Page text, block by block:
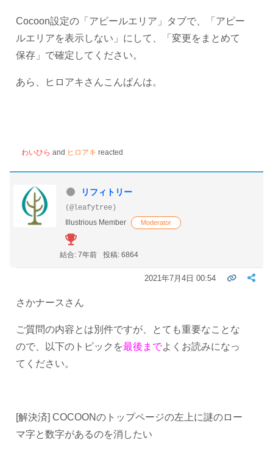
Cocoon設定の「アピールエリア」タブで、「アピー
ルエリアを表示しない」にして、「変更をまとめて
保存」で確定してください。
あら、ヒロアキさんこんばんは。
わいひら and ヒロアキ reacted
リフィトリー
(@leafytree)
Illustrious Member
Moderator
結合: 7年前 投稿: 6864
2021年7月4日 00:54
さかナースさん
ご質問の内容とは別件ですが、とても重要なことな
ので、以下のトピックを最後までよくお読みになっ
てください。
[解決済] COCOONのトップページの左上に謎のロー
マ字と数字があるのを消したい